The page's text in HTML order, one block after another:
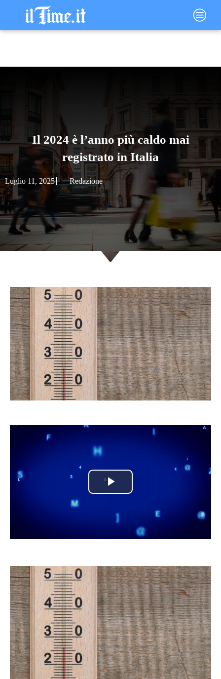
contenuto
Main
Menu
Il 2024 è l’anno più caldo mai
registrato in Italia
Luglio 11, 2025 Redazione
Play
Video